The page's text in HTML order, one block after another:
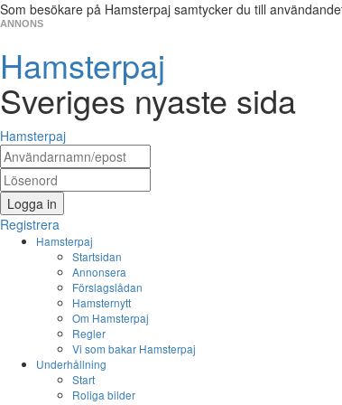
Som besökare på Hamsterpaj samtycker du till
ANNONS
Hamsterpaj
Sveriges nyaste sida
Hamsterpaj
Logga in
Registrera
Hamsterpaj
Startsidan
Annonsera
Förslagslådan
Hamsternytt
Om Hamsterpaj
Regler
Vi som bakar Hamsterpaj
Underhållning
Start
Roliga bilder